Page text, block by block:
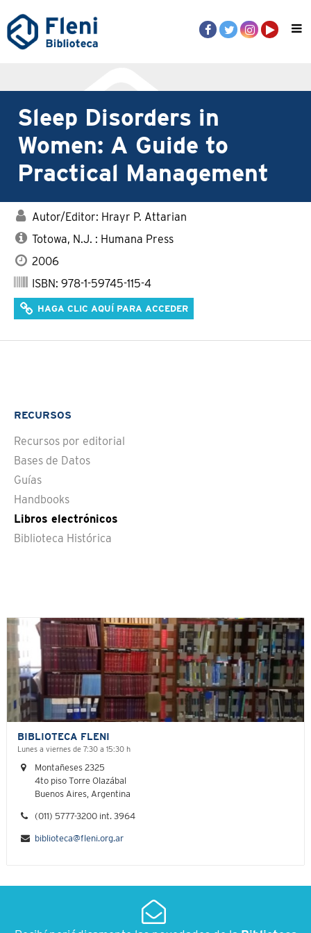
Sleep Disorders in
Women: A Guide to
Practical Management
Autor/Editor: Hrayr P. Attarian
Totowa, N.J. : Humana Press
2006
ISBN: 978-1-59745-115-4
HAGA CLIC AQUÍ PARA ACCEDER
RECURSOS
Recursos por editorial
Bases de Datos
Guías
Handbooks
Libros electrónicos
Biblioteca Histórica
BIBLIOTECA FLENI
Lunes a viernes de 7:30 a 15:30 h
Montañeses 2325
4to piso Torre Olazábal
Buenos Aires, Argentina
(011) 5777-3200 int. 3964
biblioteca@fleni.org.ar